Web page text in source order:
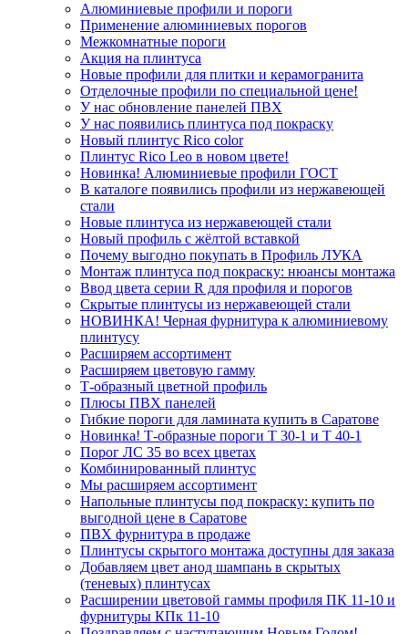
Алюминиевые профили и пороги
Применение алюминиевых порогов
Межкомнатные пороги
Акция на плинтуса
Новые профили для плитки и керамогранита
Отделочные профили по специальной цене!
У нас обновление панелей ПВХ
У нас появились плинтуса под покраску
Новый плинтус Rico color
Плинтус Rico Leo в новом цвете!
Новинка! Алюминиевые профили ГОСТ
В каталоге появились профили из нержавеющей
стали
Новые плинтуса из нержавеющей стали
Новый профиль с жёлтой вставкой
Почему выгодно покупать в Профиль ЛУКА
Монтаж плинтуса под покраску: нюансы монтажа
Ввод цвета серии R для профиля и порогов
Скрытые плинтусы из нержавеющей стали
НОВИНКА! Черная фурнитура к алюминиевому
плинтусу
Расширяем ассортимент
Расширяем цветовую гамму
Т-образный цветной профиль
Плюсы ПВХ панелей
Гибкие пороги для ламината купить в Саратове
Новинка! Т-образные пороги Т 30-1 и Т 40-1
Порог ЛС 35 во всех цветах
Комбинированный плинтус
Мы расширяем ассортимент
Напольные плинтусы под покраску: купить по
выгодной цене в Саратове
ПВХ фурнитура в продаже
Плинтусы скрытого монтажа доступны для заказа
Добавляем цвет анод шампань в скрытых
(теневых) плинтусах
Расширении цветовой гаммы профиля ПК 11-10 и
фурнитуры КПк 11-10